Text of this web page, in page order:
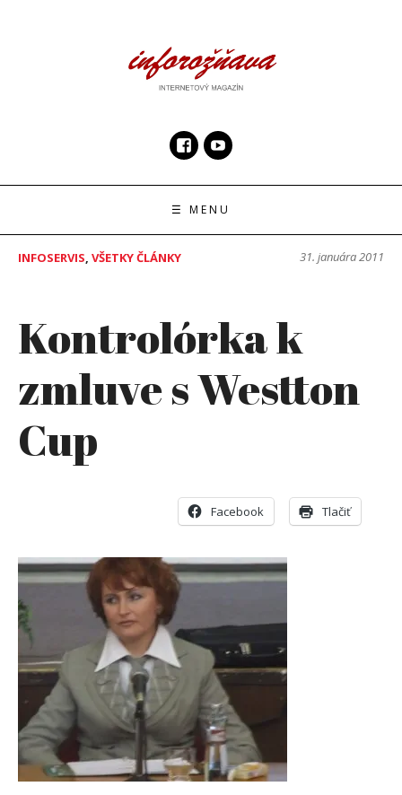
☰ MENU
INFOSERVIS, VŠETKY ČLÁNKY 31. januára 2011
Kontrolórka k
zmluve s Westton
Cup
Facebook Tlačiť